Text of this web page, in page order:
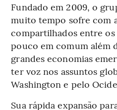
Fundado em 2009, o
muito tempo sofre com
compartilhados entre
pouco em comum além
grandes economias
ter voz nos assuntos
Washington e pelo
Sua rápida expansão